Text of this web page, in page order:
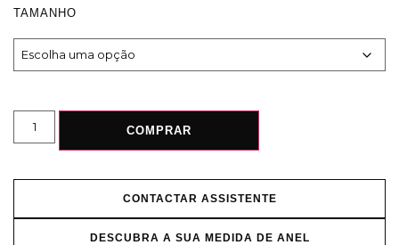
TAMANHO
COMPRAR
CONTACTAR ASSISTENTE
DESCUBRA A SUA MEDIDA DE ANEL